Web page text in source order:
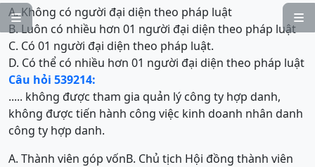


A. Không có người đại diện theo pháp luật
B. Luôn có nhiều hơn 01 người đại diện theo pháp luật
C. Có 01 người đại diện theo pháp luật.
D. Có thể có nhiều hơn 01 người đại diện theo pháp luật
Câu hỏi 539214:
..... không được tham gia quản lý công ty hợp danh,
không được tiến hành công việc kinh doanh nhân danh
công ty hợp danh.
A. Thành viên góp vốnB. Chủ tịch Hội đồng thành viên